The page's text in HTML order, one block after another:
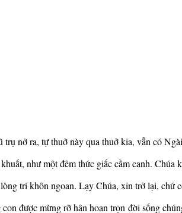
nở ra, tự thuở này qua thuở kia, vẫn có
như một đêm thức giấc cầm canh.
trí khôn ngoan. Lạy Chúa, xin trở lại,
được mừng rỡ hân hoan trọn đời sống